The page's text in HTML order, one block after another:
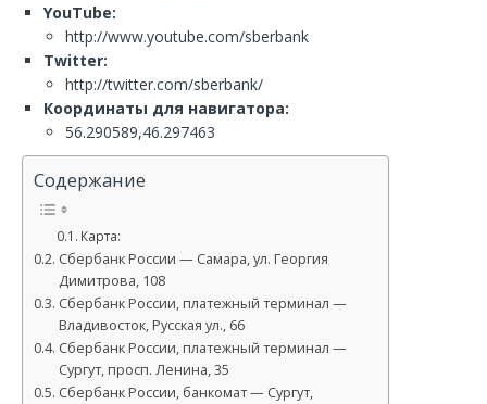
YouTube:
http://www.youtube.com/sberbank
Twitter:
http://twitter.com/sberbank/
Координаты для навигатора:
56.290589,46.297463
Содержание
Карта:
Сбербанк России — Самара, ул. Георгия
Димитрова, 108
Сбербанк России, платежный терминал —
Владивосток, Русская ул., 66
Сбербанк России, платежный терминал —
Сургут, просп. Ленина, 35
Сбербанк России, банкомат — Сургут,